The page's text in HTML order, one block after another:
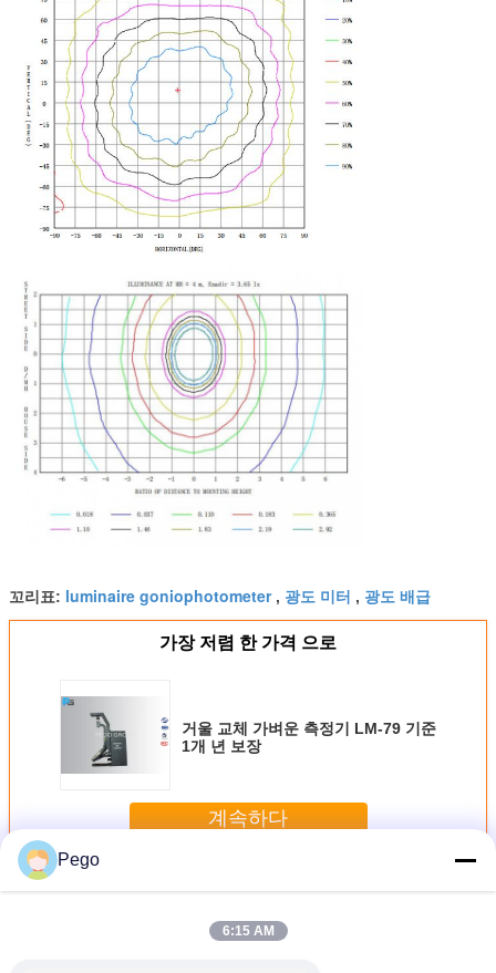
꼬리표: luminaire goniophotometer, 광도 미터 , 광도 배급
가장 저렴 한 가격 으로
거울 교체 가벼운 측정기 LM-79 기준
1개 년 보장
계속하다
더 많은 것
Pego
6:15 AM